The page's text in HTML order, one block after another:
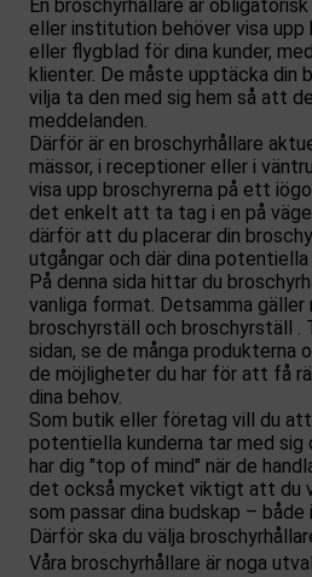
En broschyrhållare är
eller institution behöver visa upp
eller flygblad för dina kunder,
klienter. De måste upptäcka din
vilja ta den med sig hem så att
meddelanden.
Därför är en broschyrhållare
mässor, i receptioner eller i
visa upp broschyrerna på ett
det enkelt att ta tag i en på
därför att du placerar din
utgångar och där dina
På denna sida hittar du
vanliga format. Detsamma gäller
broschyrställ och broschyrställ
.
sidan, se de många produkterna
de möjligheter du har för att få
dina behov.
Som butik eller företag vill du
potentiella kunderna tar med sig
har dig "top of mind" när de
det också mycket viktigt att du
som passar dina budskap –
Därför ska du välja
Våra broschyrhållare är noga